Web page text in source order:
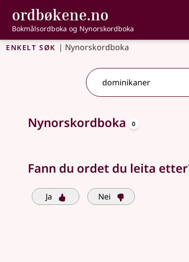
Gå til hovudinnhald
Tilgjenge
ordbøkene.no ,
Bokmålsordboka og Nynorskordboka
Enkelt søk | Nynorskordboka
Søkjeforslag tilgjengelege
Nynorskordboka 0
Fann du ordet du leita
Ja Nei